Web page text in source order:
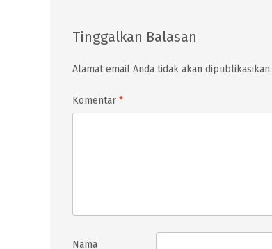
Tinggalkan Balasan
Alamat email Anda tidak akan dipublikasikan.
Komentar *
Nama